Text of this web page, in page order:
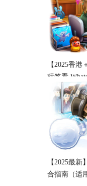
【2025香
标签看
【2025最
合指南（适